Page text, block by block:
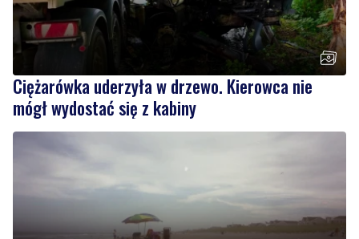
Ciężarówka uderzyła w drzewo. Kierowca nie
mógł wydostać się z kabiny